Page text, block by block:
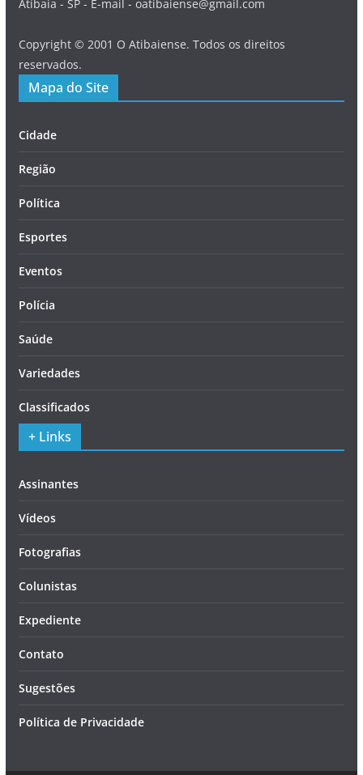
Atibaia - SP - E-mail - oatibaiense@gmail.com
Copyright © 2001 O Atibaiense. Todos os direitos
reservados.
Mapa do Site
Cidade
Região
Política
Esportes
Eventos
Polícia
Saúde
Variedades
Classificados
+ Links
Assinantes
Vídeos
Fotografias
Colunistas
Expediente
Contato
Sugestões
Política de Privacidade